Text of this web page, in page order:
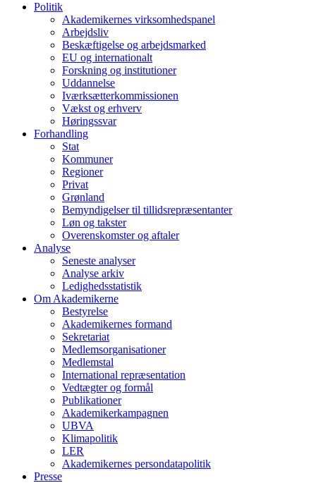
Politik
Akademikernes virksomhedspanel
Arbejdsliv
Beskæftigelse og arbejdsmarked
EU og internationalt
Forskning og institutioner
Uddannelse
Iværksætterkommissionen
Vækst og erhverv
Høringssvar
Forhandling
Stat
Kommuner
Regioner
Privat
Grønland
Bemyndigelser til tillidsrepræsentanter
Løn og takster
Overenskomster og aftaler
Analyse
Seneste analyser
Analyse arkiv
Ledighedsstatistik
Om Akademikerne
Bestyrelse
Akademikernes formand
Sekretariat
Medlemsorganisationer
Medlemstal
International repræsentation
Vedtægter og formål
Publikationer
Akademikerkampagnen
UBVA
Klimapolitik
LER
Akademikernes persondatapolitik
Presse